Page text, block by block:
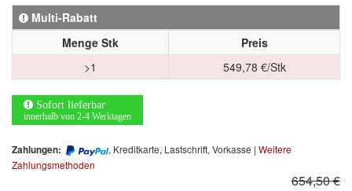
Informationsmaterial
MARKEN
3M
COLOR-EXPERT
Multi-Rabatt
Menge Stk
Preis
>1
549,78 €/Stk
Sofort lieferbar
innerhalb von 2-4 Werktagen
Zahlungen: , Kreditkarte, Lastschrift, Vorkasse | Weitere
Zahlungsmethoden
654,50 €